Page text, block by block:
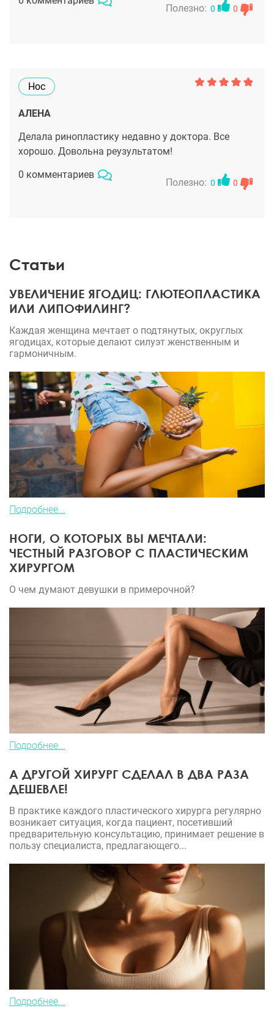
доктора. Операция прошла отлично, от наркоза
Полезно: 0 0
Нос
АЛЕНА
Делала ринопластику недавно у доктора. Все
хорошо. Довольна реузультатом!
0 комментариев
Полезно: 0 0
Статьи
УВЕЛИЧЕНИЕ ЯГОДИЦ: ГЛЮТЕОПЛАСТИКА
ИЛИ ЛИПОФИЛИНГ?
Каждая женщина мечтает о подтянутых, округлых
ягодицах, которые делают силуэт женственным и
гармоничным.
Подробнее...
НОГИ, О КОТОРЫХ ВЫ МЕЧТАЛИ:
ЧЕСТНЫЙ РАЗГОВОР С ПЛАСТИЧЕСКИМ
ХИРУРГОМ
О чем думают девушки в примерочной?
Подробнее...
А ДРУГОЙ ХИРУРГ СДЕЛАЛ В ДВА РАЗА
ДЕШЕВЛЕ!
В практике каждого пластического хирурга регулярно
возникает ситуация, когда пациент, посетивший
предварительную консультацию, принимает решение в
пользу специалиста, предлагающего...
Подробнее...